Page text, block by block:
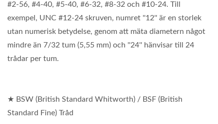
#2-56, #4-40, #5-40, #6-32, #8-32 och #10-24. Till
exempel, UNC #12-24 skruven, numret ''12'' är en storlek
utan numerisk betydelse, genom att mäta diametern något
mindre än 7/32 tum (5,55 mm) och ''24'' hänvisar till 24
trådar per tum.
★ BSW (British Standard Whitworth) / BSF (British
Standard Fine) Tråd